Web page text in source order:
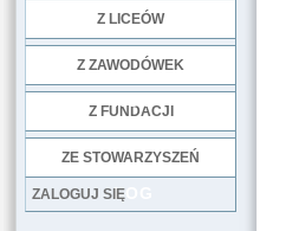
Z LICEÓW
Z ZAWODÓWEK
Z FUNDACJI
ZE STOWARZYSZEŃ
LOG
ZALOGUJ SIĘ